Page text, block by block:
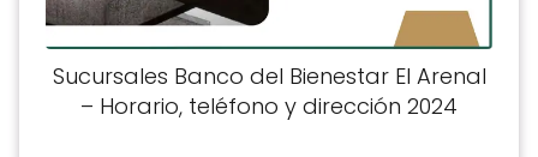
Sucursales Banco del Bienestar El Arenal
– Horario, teléfono y dirección 2024